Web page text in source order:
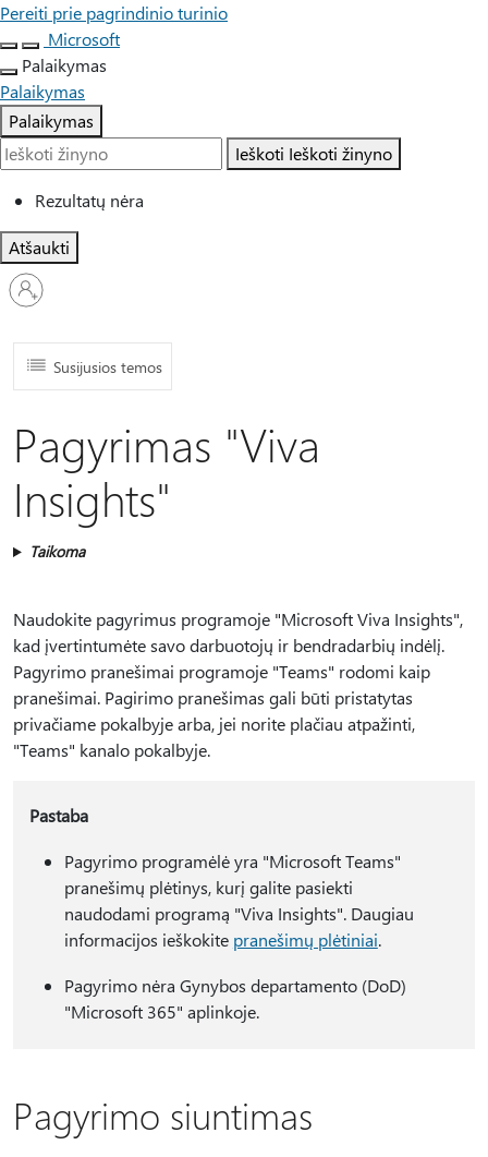
Pereiti prie pagrindinio turinio
Microsoft
Palaikymas
Palaikymas
Palaikymas
Ieškoti Ieškoti žinyno
Rezultatų nėra
Atšaukti
Prisijunkite
prie
Susijusios temos
Pagyrimas "Viva
Insights"
Taikoma
Naudokite pagyrimus programoje "Microsoft Viva Insights",
kad įvertintumėte savo darbuotojų ir bendradarbių indėlį.
Pagyrimo pranešimai programoje "Teams" rodomi kaip
pranešimai. Pagirimo pranešimas gali būti pristatytas
privačiame pokalbyje arba, jei norite plačiau atpažinti,
"Teams" kanalo pokalbyje.
Pastaba
Pagyrimo programėlė yra "Microsoft Teams"
pranešimų plėtinys, kurį galite pasiekti
naudodami programą "Viva Insights". Daugiau
informacijos ieškokite pranešimų plėtiniai.
Pagyrimo nėra Gynybos departamento (DoD)
"Microsoft 365" aplinkoje.
Pagyrimo siuntimas